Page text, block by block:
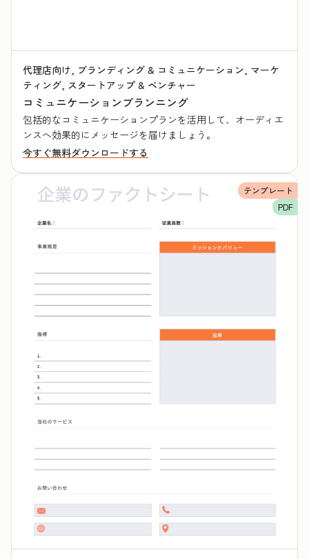
代理店向け, ブランディング & コミュニケーション, マーケ
ティング, スタートアップ & ベンチャー
コミュニケーションプランニング
包括的なコミュニケーションプランを活用して、オーディエ
ンスへ効果的にメッセージを届けましょう。
今すぐ無料ダウンロードする
テンプレート
PDF